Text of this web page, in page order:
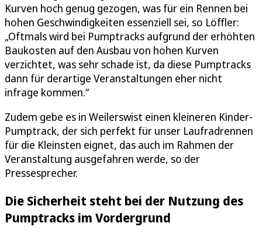
Kurven hoch genug gezogen, was für ein Rennen bei
hohen Geschwindigkeiten essenziell sei, so Löffler:
„Oftmals wird bei Pumptracks aufgrund der erhöhten
Baukosten auf den Ausbau von hohen Kurven
verzichtet, was sehr schade ist, da diese Pumptracks
dann für derartige Veranstaltungen eher nicht
infrage kommen.“
Zudem gebe es in Weilerswist einen kleineren Kinder-
Pumptrack, der sich perfekt für unser Laufradrennen
für die Kleinsten eignet, das auch im Rahmen der
Veranstaltung ausgefahren werde, so der
Pressesprecher.
Die Sicherheit steht bei der Nutzung des
Pumptracks im Vordergrund